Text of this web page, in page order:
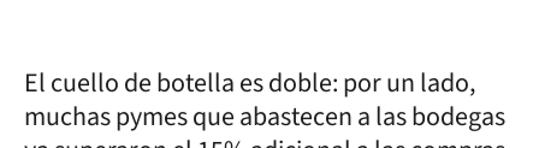
El cuello de botella es doble: por un lado,
muchas pymes que abastecen a las bodegas